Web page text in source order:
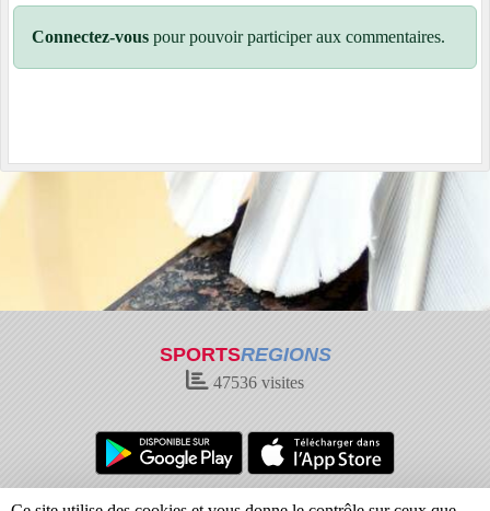
Connectez-vous pour pouvoir participer aux commentaires.
SPORTSREGIONS
47536 visites
Charte cookies Gestion des cookies